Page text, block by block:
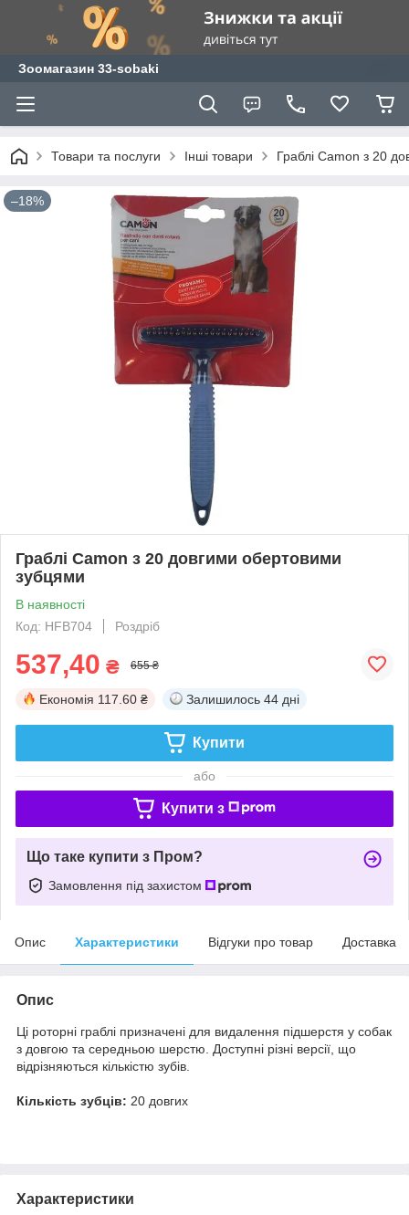
Зоомагазин 33-sobaki
Товари та послуги Інші товари Граблі Camon з 20
–18%
Граблі Camon з 20 довгими обертовими
зубцями
В наявності
Код: HFB704
Роздріб
537,40 ₴ 655 ₴
Економія 117.60 ₴ Залишилось 44 дні
Купити
або
Купити з
Що таке купити з Пром?
Замовлення під захистом
Опис Характеристики Відгуки про товар Доставка
Опис
Ці роторні граблі призначені для видалення підшерстя у собак
з довгою та середньою шерстю. Доступні різні версії, що
відрізняються кількістю зубів.
Кількість зубців: 20 довгих
Характеристики